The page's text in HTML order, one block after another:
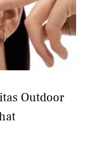
Outdoor